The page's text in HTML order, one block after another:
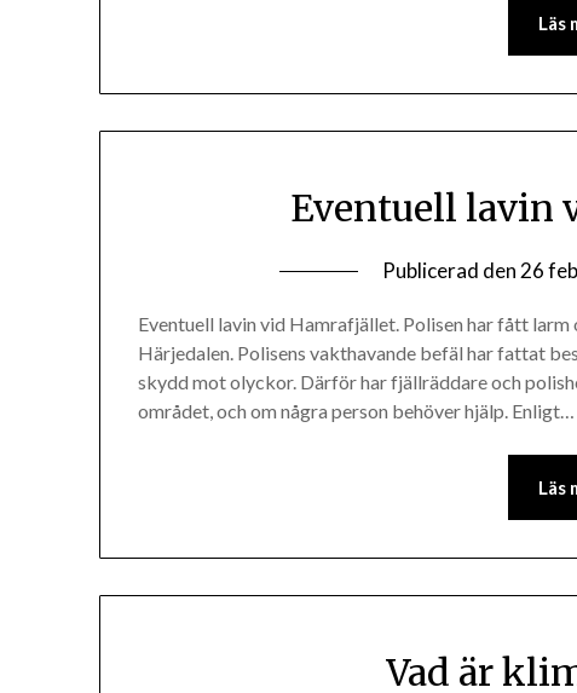
Läs
Eventuell lavin
Publicerad den 26
Eventuell lavin vid Hamrafjället. Polisen har fått
Härjedalen. Polisens vakthavande befäl har fattat
skydd mot olyckor. Därför har fjällräddare och
området, och om några person behöver hjälp. Enligt…
Läs
Vad är